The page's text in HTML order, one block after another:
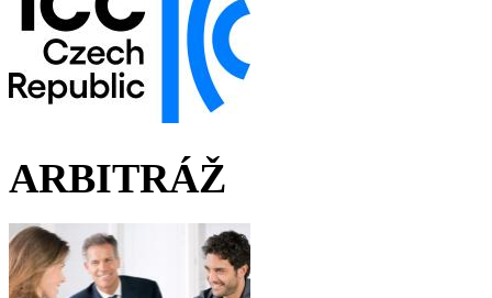
ARBITRÁŽ